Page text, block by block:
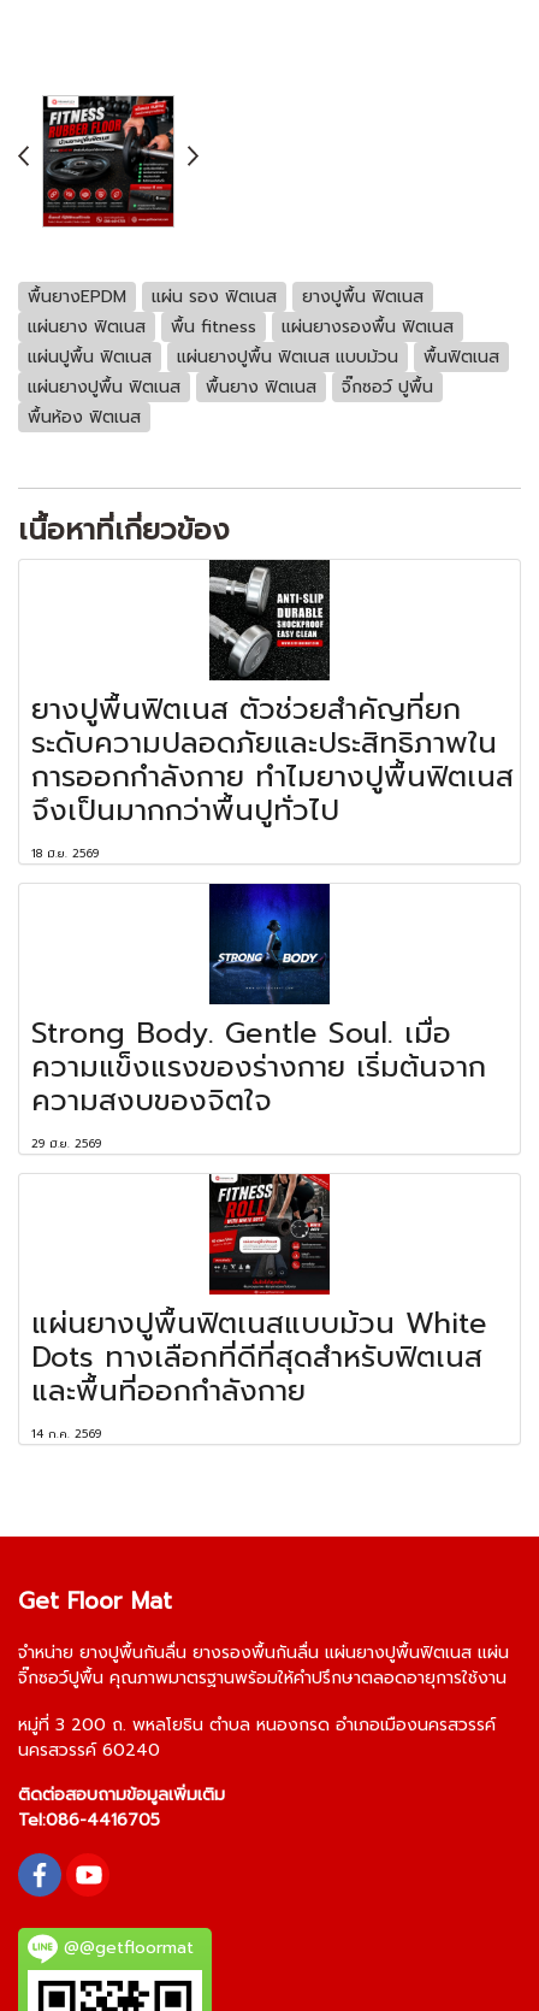
พื้นยางEPDM แผ่น รอง ฟิตเนส
ยางปูพื้น ฟิตเนส
แผ่นยาง ฟิตเนส
พื้น fitness
แผ่นยางรองพื้น ฟิตเนส
แผ่นปูพื้น ฟิตเนส
แผ่นยางปูพื้น ฟิตเนส แบบม้วน
พื้นฟิตเนส
แผ่นยางปูพื้น ฟิตเนส
พื้นยาง ฟิตเนส
จิ๊กซอว์ ปูพื้น
พื้นห้อง ฟิตเนส
เนื้อหาที่เกี่ยวข้อง
ยางปูพื้นฟิตเนส ตัวช่วยสำคัญที่ยก
ระดับความปลอดภัยและประสิทธิภาพใน
การออกกำลังกาย ทำไมยางปูพื้นฟิตเนส
จึงเป็นมากกว่าพื้นปูทั่วไป
18 มิ.ย. 2569
Strong Body. Gentle Soul. เมื่อ
ความแข็งแรงของร่างกาย เริ่มต้นจาก
ความสงบของจิตใจ
29 มิ.ย. 2569
แผ่นยางปูพื้นฟิตเนสแบบม้วน White
Dots ทางเลือกที่ดีที่สุดสำหรับฟิตเนส
และพื้นที่ออกกำลังกาย
14 ก.ค. 2569
Get Floor Mat
จำหน่าย ยางปูพื้นกันลื่น ยางรองพื้นกันลื่น แผ่นยางปูพื้นฟิตเนส แผ่น
จิ๊กซอว์ปูพื้น คุณภาพมาตรฐานพร้อมให้คำปรึกษาตลอดอายุการใช้งาน
หมู่ที่ 3 200 ถ. พหลโยธิน ตำบล หนองกรด อำเภอเมืองนครสวรรค์
นครสวรรค์ 60240
ติดต่อสอบถามข้อมูลเพิ่มเติม
Tel:086-4416705
@@getfloormat